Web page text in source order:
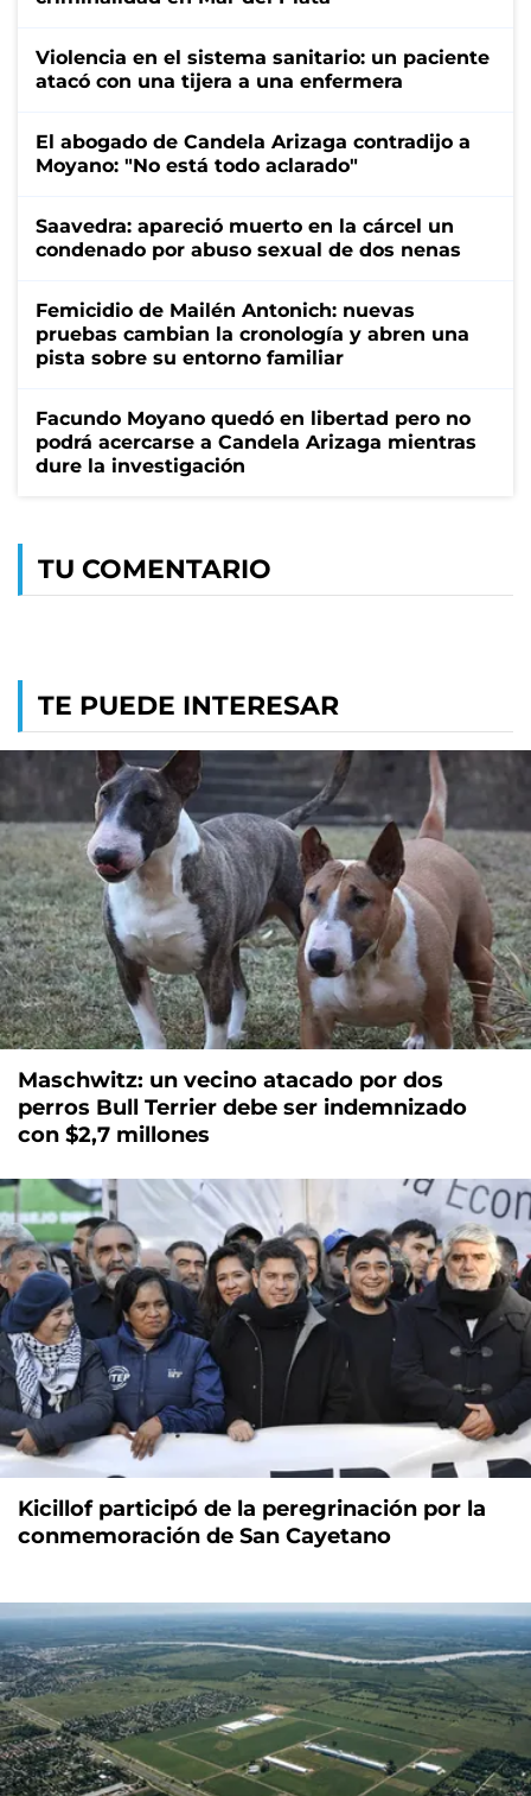
Violencia en el sistema sanitario: un paciente
atacó con una tijera a una enfermera
El abogado de Candela Arizaga contradijo a
Moyano: "No está todo aclarado"
Saavedra: apareció muerto en la cárcel un
condenado por abuso sexual de dos nenas
Femicidio de Mailén Antonich: nuevas
pruebas cambian la cronología y abren una
pista sobre su entorno familiar
Facundo Moyano quedó en libertad pero no
podrá acercarse a Candela Arizaga mientras
dure la investigación
TU COMENTARIO
TE PUEDE INTERESAR
Maschwitz: un vecino atacado por dos
perros Bull Terrier debe ser indemnizado
con $2,7 millones
Kicillof participó de la peregrinación por la
conmemoración de San Cayetano